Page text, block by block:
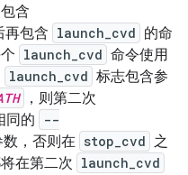
含
再包含 launch_cvd 的命
launch_cvd 命令使用
launch_cvd 标志包含参
，则第二次
同的
--
数，否则在 stop_cvd 之
在第二次 launch_cvd